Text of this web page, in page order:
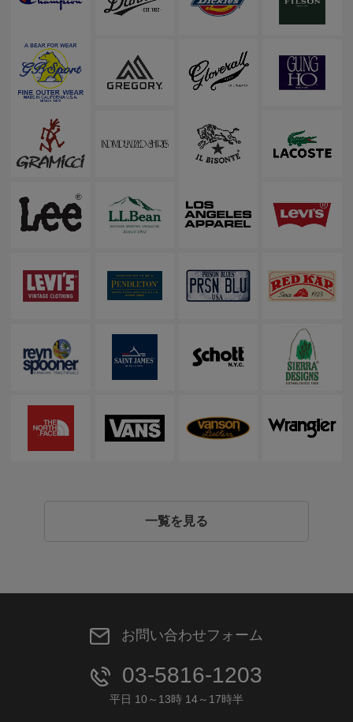
一覧を見る
お問い合わせフォーム
03-5816-1203
平日 10～13時 14～17時半